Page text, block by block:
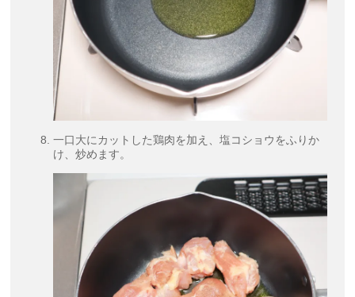
一口大にカットした鶏肉を加え、塩コショウをふりか
け、炒めます。